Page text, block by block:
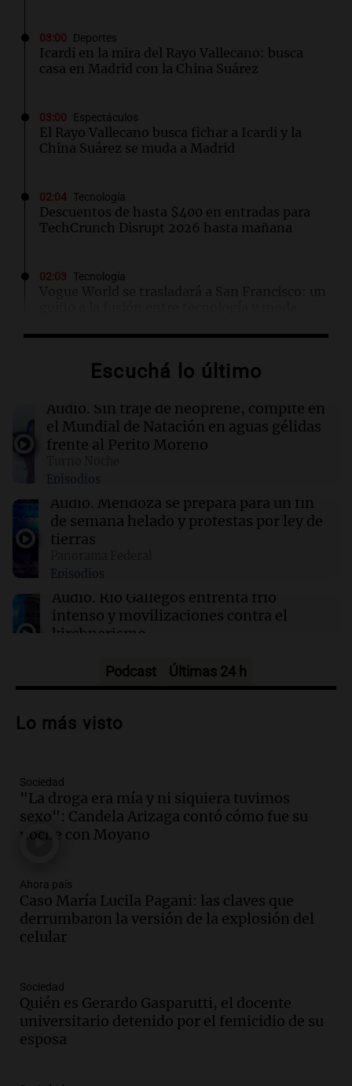
03:00 Deportes
Icardi en la mira del Rayo Vallecano: busca
casa en Madrid con la China Suárez
03:00 Espectáculos
El Rayo Vallecano busca fichar a Icardi y la
China Suárez se muda a Madrid
02:04 Tecnología
Descuentos de hasta $400 en entradas para
TechCrunch Disrupt 2026 hasta mañana
02:03 Tecnología
Vogue World se trasladará a San Francisco: un
Laura Galván brilla en los Centroamericanos y
01:29 Ciencia
La fertilización podría depender del trabajo en
estudio
01:24
Tiroteo en escuela secundaria de Tailandia:
Escuchá lo último
Audio. Sin traje de neoprene, compite en
el Mundial de Natación en aguas gélidas
frente al Perito Moreno
Episodios
Audio. Mendoza se prepara para un fin
de semana helado y protestas por ley de
tierras
Episodios
Audio. Río Gallegos enfrenta frío
intenso y movilizaciones contra el
kirchnerismo
Audio.Debate en el Senado sobre
la soberanía digital en Argentina
Audio.
de semana helado y ciudadanos
marchan contra reforma de tierras
Panorama Federal
Audio.
El "Mono" de Kapanga
adelantó su show en Rosario.
Viva la Radio Rosario
Episodios
en suspenso a hombre por simular robo
de recaudación en San Luis
Panorama Federal
Episodios
Podcast Últimas 24 h
Lo más visto
Sociedad
"La droga era mía y ni siquiera tuvimos
sexo": Candela Arizaga contó cómo fue su
noche con Moyano
Ahora país
Caso María Lucila Pagani: las claves que
derrumbaron la versión de la explosión del
celular
Sociedad
Quién es Gerardo Gasparutti, el docente
universitario detenido por el femicidio de su
esposa